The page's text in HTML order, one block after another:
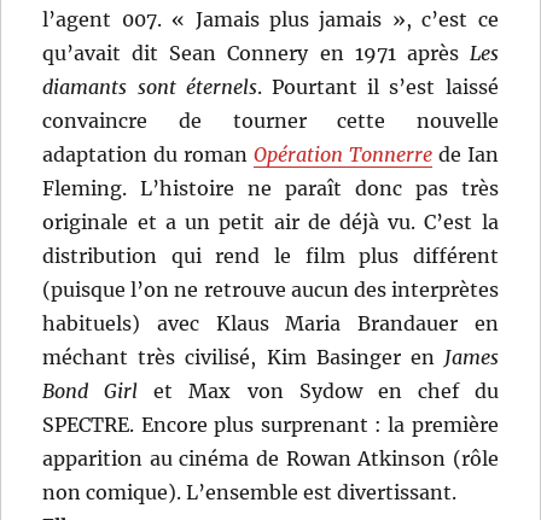
l’agent 007. « Jamais plus jamais », c’est ce
qu’avait dit Sean Connery en 1971 après Les
diamants sont éternels. Pourtant il s’est laissé
convaincre de tourner cette nouvelle
adaptation du roman Opération Tonnerrede Ian
Fleming. L’histoire ne paraît donc pas très
originale et a un petit air de déjà vu. C’est la
distribution qui rend le film plus différent
(puisque l’on ne retrouve aucun des interprètes
habituels) avec Klaus Maria Brandauer en
méchant très civilisé, Kim Basinger en James
Bond Girl et Max von Sydow en chef du
SPECTRE. Encore plus surprenant : la première
apparition au cinéma de Rowan Atkinson (rôle
non comique). L’ensemble est divertissant.